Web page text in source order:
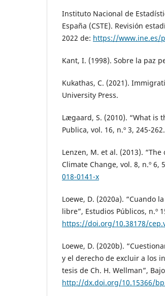
Instituto Nacional de
España (CSTE). Revisión
2022 de: https://www.ine.es/
Kant, I. (1998). Sobre la paz
Kukathas, C. (2021).
University Press.
Lægaard, S. (2010). “What is
Publica, vol. 16, n.º 3, 245-262.
Lenzen, M. et al. (2013).
Climate Change, vol. 8, n.º 6,
018-0141-x
Loewe, D. (2020a). “Cuando
libre”, Estudios Públicos, n.º
https://doi.org/10.38178/
Loewe, D. (2020b).
y el derecho de excluir a los
tesis de Ch. H. Wellman”,
http://dx.doi.org/10.15366/